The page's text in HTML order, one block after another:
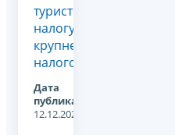
туристическому
налогу
крупнейшими
налогоплательщиками
Дата
публикации:
12.12.2024